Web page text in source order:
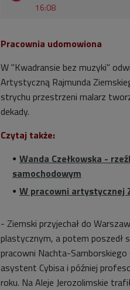
16:08
Pracownia udomowiona
W "Kwadransie bez muzyki"
Artystyczną Rajmunda
strychu przestrzeni malarz
dekady.
Czytaj także:
Wanda Czełkowska -
samochodowym
W pracowni artystycznej
- Ziemski przyjechał do
plastycznym, a potem poszedł
pracowni Nachta-
asystent Cybisa i później
roku. Na Aleje Jerozolimskie